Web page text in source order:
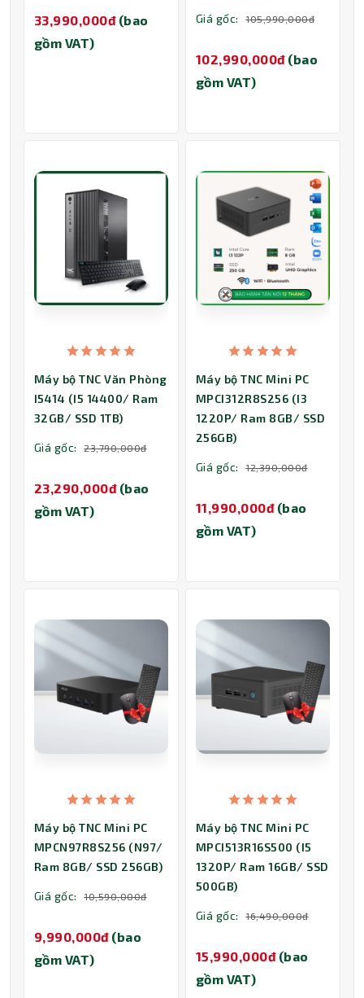
33,990,000đ (bao
gồm VAT)
Giá gốc: 105,990,000đ
102,990,000đ (bao
gồm VAT)
Máy bộ TNC Văn Phòng
I5414 (I5 14400/ Ram
32GB/ SSD 1TB)
Giá gốc: 23,790,000đ
23,290,000đ (bao
gồm VAT)
Máy bộ TNC Mini PC
MPCI312R8S256 (I3
1220P/ Ram 8GB/ SSD
256GB)
Giá gốc: 12,390,000đ
11,990,000đ (bao
gồm VAT)
Máy bộ TNC Mini PC
MPCN97R8S256 (N97/
Ram 8GB/ SSD 256GB)
Giá gốc: 10,590,000đ
9,990,000đ (bao
gồm VAT)
Máy bộ TNC Mini PC
MPCI513R16S500 (I5
1320P/ Ram 16GB/ SSD
500GB)
Giá gốc: 16,490,000đ
15,990,000đ (bao
gồm VAT)